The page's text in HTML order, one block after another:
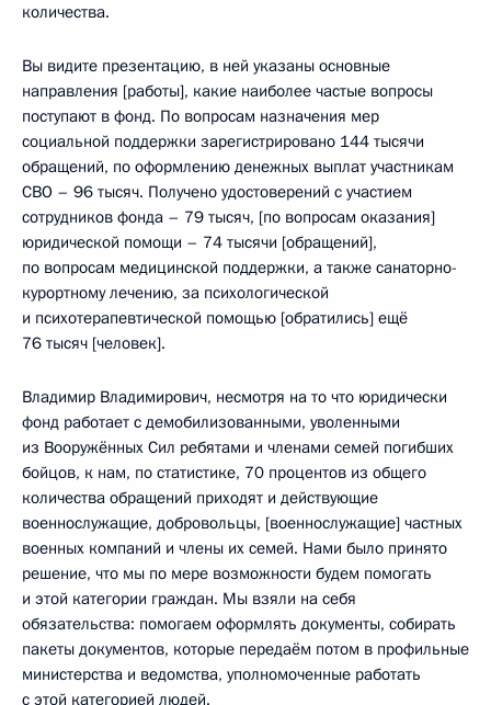
количества.
Вы видите презентацию, в ней указаны основные
направления [работы], какие наиболее частые вопросы
поступают в фонд. По вопросам назначения мер
социальной поддержки зарегистрировано 144 тысячи
обращений, по оформлению денежных выплат участникам
СВО – 96 тысяч. Получено удостоверений с участием
сотрудников фонда – 79 тысяч, [по вопросам оказания]
юридической помощи – 74 тысячи [обращений],
по вопросам медицинской поддержки, а также санаторно-
курортному лечению, за психологической
и психотерапевтической помощью [обратились] ещё
76 тысяч [человек].
Владимир Владимирович, несмотря на то что юридически
фонд работает с демобилизованными, уволенными
из Вооружённых Сил ребятами и членами семей погибших
бойцов, к нам, по статистике, 70 процентов из общего
количества обращений приходят и действующие
военнослужащие, добровольцы, [военнослужащие] частных
военных компаний и члены их семей. Нами было принято
решение, что мы по мере возможности будем помогать
и этой категории граждан. Мы взяли на себя
обязательства: помогаем оформлять документы, собирать
пакеты документов, которые передаём потом в профильные
министерства и ведомства, уполномоченные работать
с этой категорией людей.